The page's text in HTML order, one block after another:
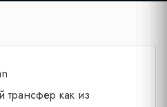
трансфер как из